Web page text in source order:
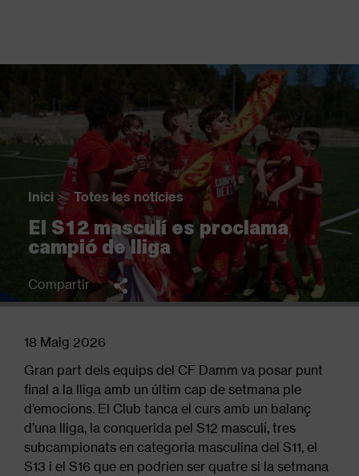
top
Fil
d'Ariadna
Inici > Totes les notícies
El S12 masculí es proclama
campió de lliga
Compartir
18 Maig 2026
Gran part dels equips del CF Damm va posar punt
final a la lliga amb un últim cap de setmana ple
d’emocions. El Club tanca el curs amb un balanç
d’una lliga, la conquerida pel S12 masculí, tres
subcampionats en categoria masculina del S11, el
S13 i el S16 que en podrien ser quatre si la setmana